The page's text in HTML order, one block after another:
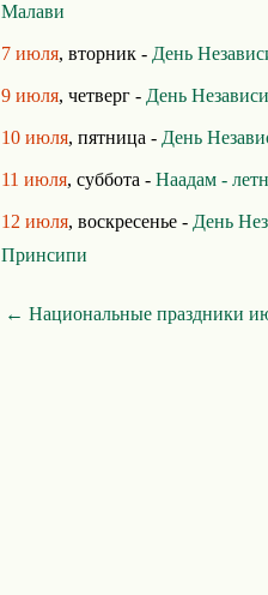
Малави
7 июля, вторник - День
9 июля, четверг - День
10 июля, пятница - День
11 июля, суббота - Наадам -
12 июля, воскресенье - День
Принсипи
← Национальные праздники